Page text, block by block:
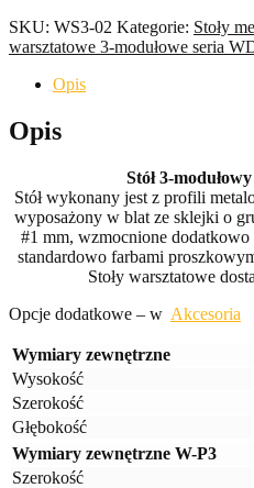
P3
SKU: WS3-02 Kategorie: Stoły
warsztatowe 3-modułowe seria
Opis
Opis
Stół 3-
Stół wykonany jest z profili
wyposażony w blat ze sklejki o
#1 mm, wzmocnione dodatkowo
standardowo farbami
Stoły warsztatowe
Opcje dodatkowe – w Akcesoria
Wymiary zewnętrzne
Wysokość
Szerokość
Głębokość
Wymiary zewnętrzne W-P3
Szerokość